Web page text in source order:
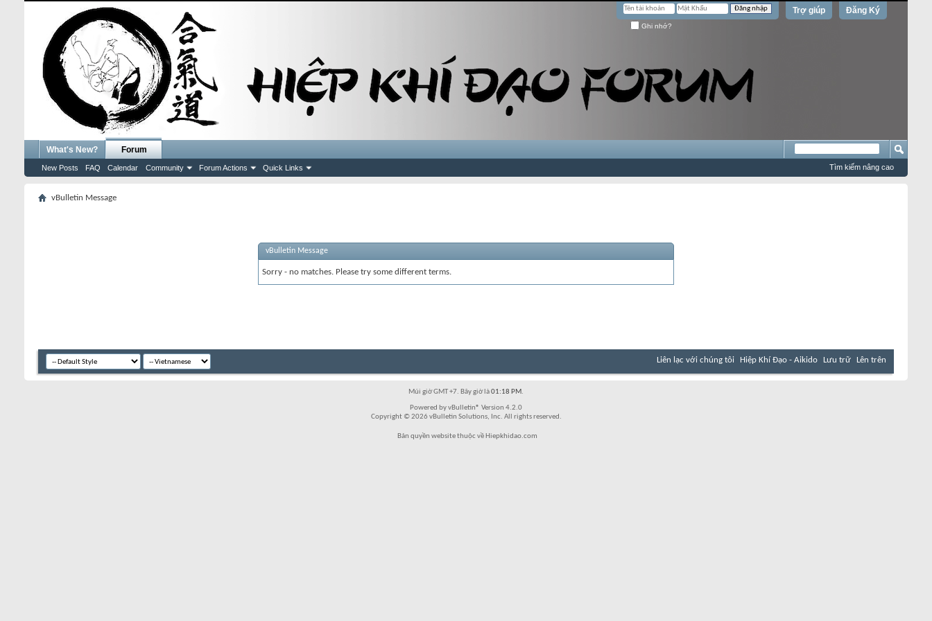
Đăng Ký
Trợ giúp
Ghi nhớ?
What's New? Forum
New Posts FAQ Calendar Community Forum Actions Quick Links Tìm kiếm nâng cao
vBulletin Message
vBulletin Message
Sorry - no matches. Please try some different terms.
Liên lạc với chúng tôi Hiệp Khí Đạo - Aikido Lưu trữ Lên trên
Múi giờ GMT +7. Bây giờ là01:18 PM.
Powered by vBulletin® Version 4.2.0
Copyright © 2026 vBulletin Solutions, Inc. All rights reserved.
Bản quyền website thuộc về Hiepkhidao.com